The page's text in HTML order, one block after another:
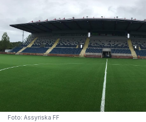
Foto: Assyriska FF